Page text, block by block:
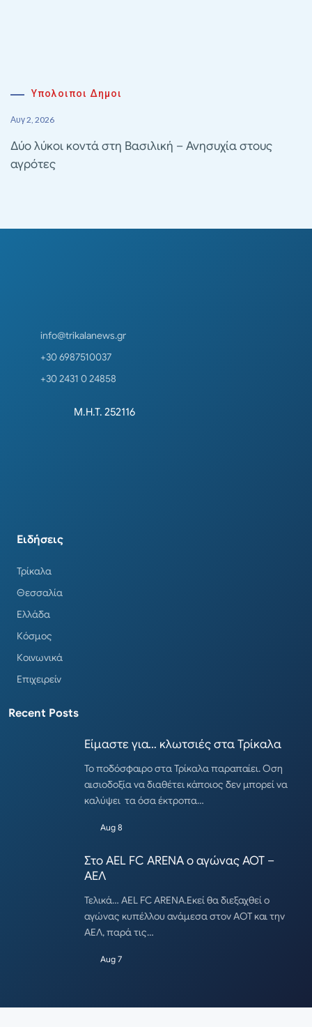
Υπολοιποι Δημοι
Αυγ 2, 2026
Δύο λύκοι κοντά στη Βασιλική – Ανησυχία στους
αγρότες
info@trikalanews.gr
+30 6987510037
+30 2431 0 24858
Μ.Η.Τ. 252116
Ειδήσεις
Τρίκαλα
Θεσσαλία
Ελλάδα
Κόσμος
Κοινωνικά
Επιχειρείν
Recent Posts
Είμαστε για… κλωτσιές στα Τρίκαλα
Το ποδόσφαιρο στα Τρίκαλα παραπαίει. Οση
αισιοδοξία να διαθέτει κάποιος δεν μπορεί να
καλύψει τα όσα έκτροπα…
Aug 8
Στο AEL FC ARENA ο αγώνας ΑΟΤ –
ΑΕΛ
Τελικά… AEL FC ARENA.Εκεί θα διεξαχθεί ο
αγώνας κυπέλλου ανάμεσα στον ΑΟΤ και την
ΑΕΛ, παρά τις…
Aug 7